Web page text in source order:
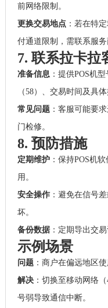
前网络限制。
更换交易地点：若在特
付通道限制，需联系服务
7. 联系拉卡拉
准备信息 ：提供POS机
（58）、交易时间及具体
常见问题：客服可能要
门检修。
8. 预防措施
定期维护：保持POS机
用。
安全操作：避免在信号
坏。
备份数据：定期导出交易
示例场景
问题：商户在偏远地区使
解决：切换至移动网络
号弱导致通信中断。